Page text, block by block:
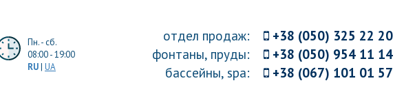
Пн. - сб.
08:00 - 19:00
RU| UA
отдел продаж:
+38 (050) 325 22 20
фонтаны, пруды:
+38 (050) 954 11 14
бассейны, spa: +38 (067) 101 01 57